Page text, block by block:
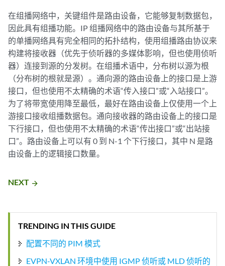
在组播网络中，关键组件是路由设备，它能够复制数据包，
因此具有组播功能。IP 组播网络中的路由设备与其所基于
的单播网络具有完全相同的拓扑结构，使用组播路由协议来
构建将接收器（优先于侦听器的多媒体影响，但也使用侦听
器）连接到源的分发树。在组播术语中，分布树以源为根
（分布树的根就是源）。通向源的路由设备上的接口是上游
接口，但也使用不太精确的术语“传入接口”或“入站接口”。
为了将带宽使用降至最低，最好在路由设备上仅使用一个上
游接口接收组播数据包。通向接收器的路由设备上的接口是
下行接口，但也使用不太精确的术语“传出接口”或“出站接
口”。路由设备上可以有 0 到 N-1 个下行接口，其中 N 是路
由设备上的逻辑接口数量。
NEXT arrow_forward
TRENDING IN THIS GUIDE
配置不同的 PIM 模式
EVPN-VXLAN 环境中使用 IGMP 侦听或 MLD 侦听的